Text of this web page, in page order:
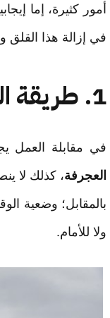
أمور كثيرة، إما
في إزالة هذا القلق
1. طريقة الوقوف
في مقابلة العمل
العجرفة، كذلك لا
بالمقابل؛ وضعية
ولا للأمام.